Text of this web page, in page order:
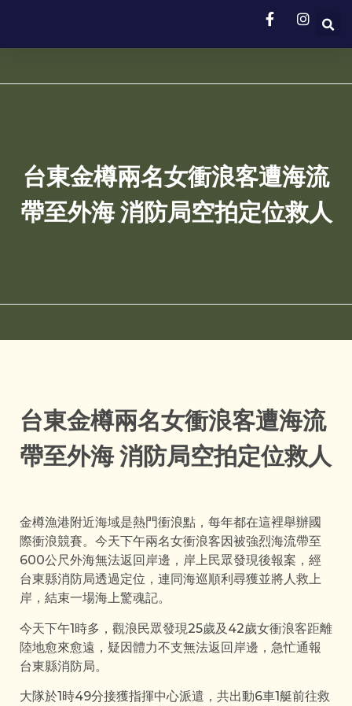
台東金樽兩名女衝浪客遭海流
帶至外海 消防局空拍定位救人
台東金樽兩名女衝浪客遭海流
帶至外海 消防局空拍定位救人
金樽漁港附近海域是熱門衝浪點，每年都在這裡舉辦國
際衝浪競賽。今天下午兩名女衝浪客因被強烈海流帶至
600公尺外海無法返回岸邊，岸上民眾發現後報案，經
台東縣消防局透過定位，連同海巡順利尋獲並將人救上
岸，結束一場海上驚魂記。
今天下午1時多，觀浪民眾發現25歲及42歲女衝浪客距離
陸地愈來愈遠，疑因體力不支無法返回岸邊，急忙通報
台東縣消防局。
大隊於1時49分接獲指揮中心派遣，共出動6車1艇前往救